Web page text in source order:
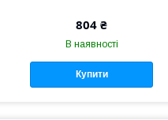
804 ₴
В наявності
Купити